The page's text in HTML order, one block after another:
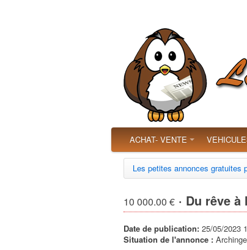
ACHAT- VENTE
Les petites annonces gratuites
10 000.00 € · Du rêve
Date de publication: 25/05/2023
Situation de l'annonce :